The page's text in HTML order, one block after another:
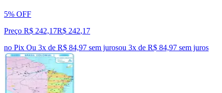
5% OFF
Preço R$ 242,17R$ 242,17
no Pix Ou 3x de R$ 84,97 sem jurosou 3x de R$ 84,97 sem juros